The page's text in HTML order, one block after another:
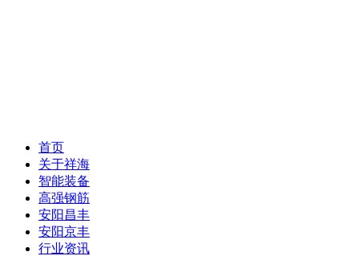
首页
关于祥海
智能装备
高强钢筋
安阳昌丰
安阳京丰
行业资讯